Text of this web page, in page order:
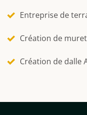
Entreprise de
Création de
Création de dalle